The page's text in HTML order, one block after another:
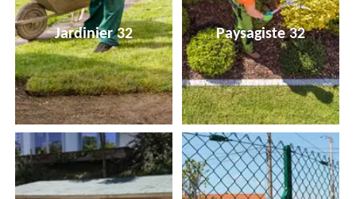
Jardinier 32 Paysagiste 32